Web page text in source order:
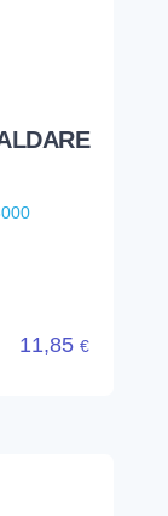
11,85 €